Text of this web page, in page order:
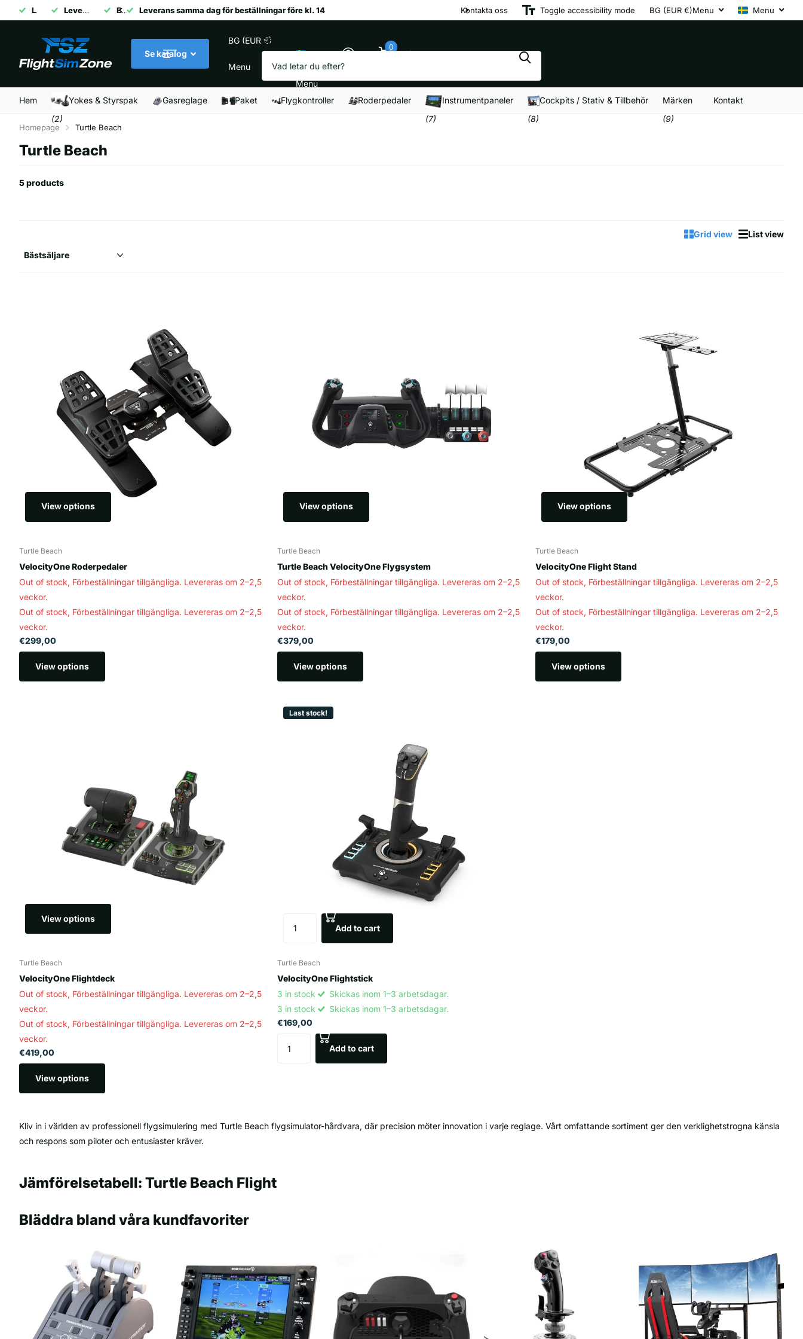
Lager i EU Leverans samma dag för beställningar före kl. 14 Expertkundsupport Expertkundsupport Kontakta oss Toggle accessibility mode BG (EUR €)Menu Menu
Se katalog
Sök
BG (EUR €)
Menu
Menu
Kundvagn
0
Hem
Yokes & Styrspak
(2)
Gasreglage Paket Flygkontroller Roderpedaler
Instrumentpaneler
(7)
Cockpits / Stativ & Tillbehör
(8)
Märken
(9)
Kontakt
Homepage Turtle Beach
Turtle Beach
5 products
Grid view List view
View options
Turtle Beach
VelocityOne Roderpedaler
Out of stock, Förbeställningar tillgängliga. Levereras om 2–2,5
veckor.
Out of stock, Förbeställningar tillgängliga. Levereras om 2–2,5
veckor.
€299,00
View options
View options
Turtle Beach
Turtle Beach VelocityOne Flygsystem
Out of stock, Förbeställningar tillgängliga. Levereras om 2–2,5
veckor.
Out of stock, Förbeställningar tillgängliga. Levereras om 2–2,5
veckor.
€379,00
View options
View options
Turtle Beach
VelocityOne Flight Stand
Out of stock, Förbeställningar tillgängliga. Levereras om 2–2,5
veckor.
Out of stock, Förbeställningar tillgängliga. Levereras om 2–2,5
veckor.
€179,00
View options
View options
Turtle Beach
VelocityOne Flightdeck
Out of stock, Förbeställningar tillgängliga. Levereras om 2–2,5
veckor.
Out of stock, Förbeställningar tillgängliga. Levereras om 2–2,5
veckor.
€419,00
View options
Last stock!
Add to cart
Turtle Beach
VelocityOne Flightstick
3 in stock
Skickas inom 1–3 arbetsdagar.
3 in stock
Skickas inom 1–3 arbetsdagar.
€169,00
Add to cart
Kliv in i världen av professionell flygsimulering med Turtle Beach flygsimulator-hårdvara, där precision möter innovation i varje reglage. Vårt omfattande sortiment ger den verklighetstrogna känsla
och respons som piloter och entusiaster kräver.
Jämförelsetabell: Turtle Beach Flight
Produkt Typ Nyckelfunktioner
Flight System
flygkontroller
Xbox Series X|S,
Windows PC
för kommersiell luftfart
VelocityOne
Flightstick
Flygspakskontroller
Hall effect-sensorer, 8-vägs POV-hatt, Rapid-fire-avtryckare, Throttle-
reglage
Xbox Series X|S,
Windows PC
Stridsflygsimulering, Träning för
allmänflyg
Bläddra bland våra kundfavoriter